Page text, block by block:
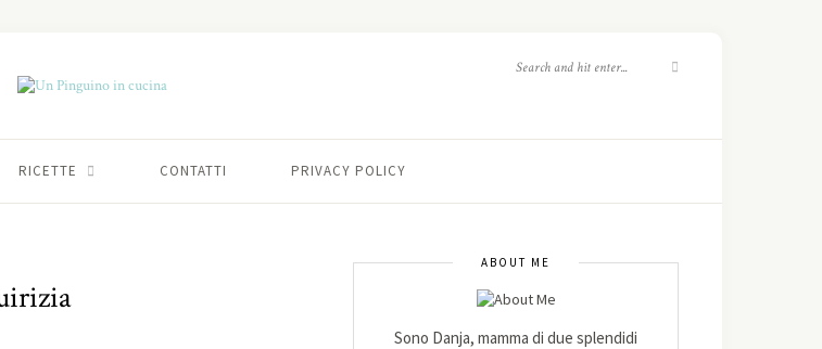
RICETTE CONTATTI PRIVACY POLICY
ABOUT ME
Sono Danja, mamma di due splendidi